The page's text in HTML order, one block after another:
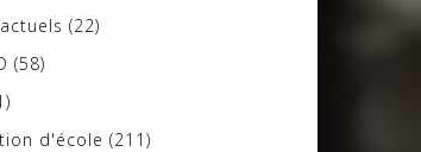
(22)
(58)
d'école (211)